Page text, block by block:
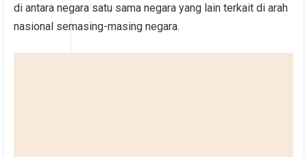
di antara negara satu sama negara yang lain terkait di arah
nasional semasing-masing negara.